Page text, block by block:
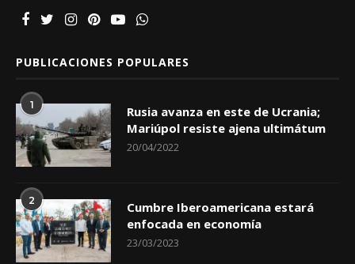
PUBLICACIONES POPULARES
1
Rusia avanza en este de Ucrania;
Mariúpol resiste ajena ultimátum
20/04/2022
2
Cumbre Iberoamericana estará
enfocada en economía
23/03/2023